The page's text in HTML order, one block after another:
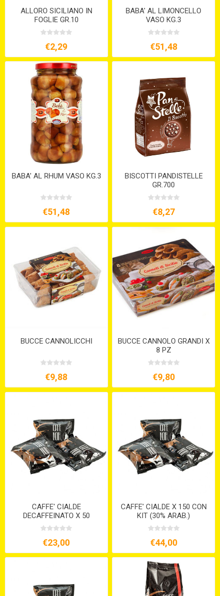
ALLORO SICILIANO IN
FOGLIE GR.10
€2,29
BABA' AL LIMONCELLO
VASO KG.3
€51,48
BABA' AL RHUM VASO KG.3
€51,48
BISCOTTI PANDISTELLE
GR.700
€8,27
BUCCE CANNOLICCHI
€9,88
BUCCE CANNOLO GRANDI X
8 PZ
€9,80
CAFFE' CIALDE
DECAFFEINATO X 50
€23,00
CAFFE' CIALDE X 150 CON
KIT (30% ARAB.)
€44,00